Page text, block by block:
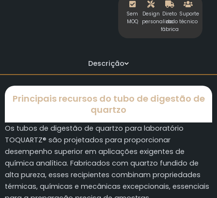
Sem
MOQ
Design
personalizado
Direto
da
fábrica
Suporte
técnico
Descrição
Principais recursos do tubo de digestão de
quartzo
Os tubos de digestão de quartzo para laboratório
TOQUARTZ® são projetados para proporcionar
desempenho superior em aplicações exigentes de
química analítica. Fabricados com quartzo fundido de
alta pureza, esses recipientes combinam propriedades
térmicas, químicas e mecânicas excepcionais, essenciais